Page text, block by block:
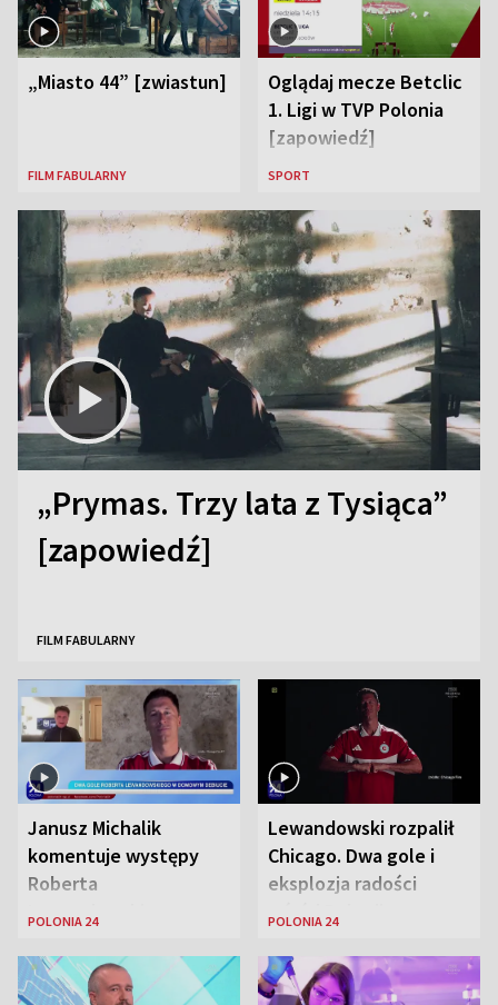
„Miasto 44” [zwiastun]
FILM FABULARNY
Oglądaj mecze Betclic
1. Ligi w TVP Polonia
[zapowiedź]
SPORT
„Prymas. Trzy lata z Tysiąca”
[zapowiedź]
FILM FABULARNY
Janusz Michalik
komentuje występy
Roberta
Lewandowskiego w
Zjednoczonych
POLONIA 24
Lewandowski rozpalił
Chicago. Dwa gole i
eksplozja radości
wśród Polonii
POLONIA 24